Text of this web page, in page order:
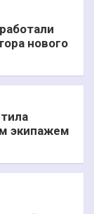
нового
экипажем